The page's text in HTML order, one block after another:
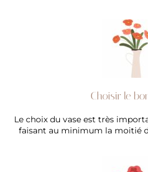
Choisir le
Le choix du vase est très
faisant au minimum la moitié